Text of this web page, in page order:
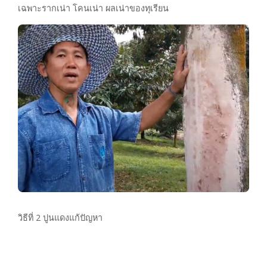
เฉพาะรากเน่า โคนเน่า ผลเน่าของทุเรียน
วิธีที่ 2 ปูนแดงแก้ปัญหา